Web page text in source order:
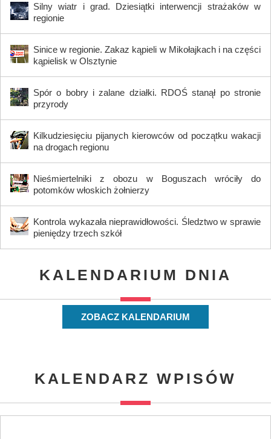
Silny wiatr i grad. Dziesiątki interwencji strażaków w
regionie
Sinice w regionie. Zakaz kąpieli w Mikołajkach i na części
kąpielisk w Olsztynie
Spór o bobry i zalane działki. RDOŚ stanął po stronie
przyrody
Kilkudziesięciu pijanych kierowców od początku wakacji
na drogach regionu
Nieśmiertelniki z obozu w Boguszach wróciły do
potomków włoskich żołnierzy
Kontrola wykazała nieprawidłowości. Śledztwo w sprawie
pieniędzy trzech szkół
KALENDARIUM DNIA
ZOBACZ KALENDARIUM
KALENDARZ WPISÓW